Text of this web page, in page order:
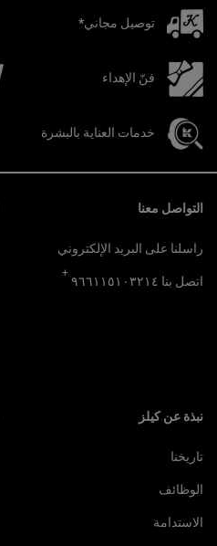
توصيل مجاني*
فنّ الإهداء
خدمات العناية بالبشرة
التواصل معنا
راسلنا على البريد الإلكتروني
اتصل بنا ٩٦٦١١٥١٠٣٢١٤
+
نبذة عن كيلز
تاريخنا
الوظائف
الاستدامة